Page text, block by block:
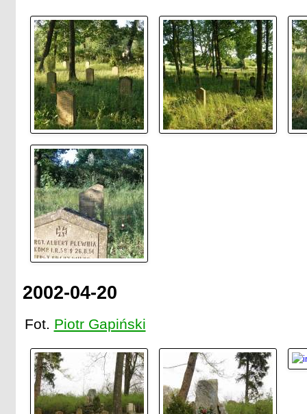
2002-04-20
Fot. Piotr Gapiński